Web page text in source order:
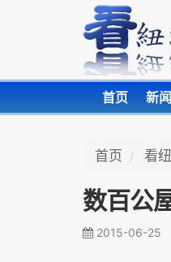
首页 新闻
首页 看
数百公
2015-06-25